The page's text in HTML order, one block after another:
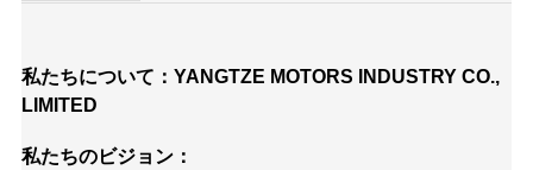
私たちについて：YANGTZE MOTORS INDUSTRY CO.,
LIMITED
私たちのビジョン：